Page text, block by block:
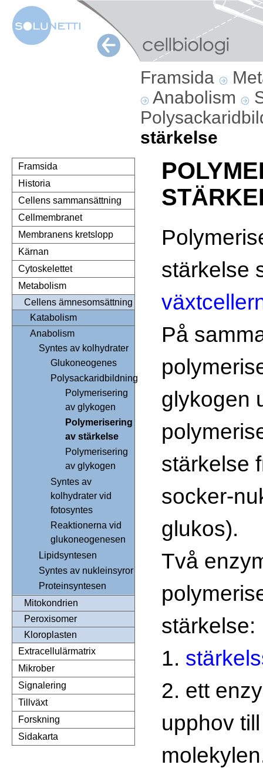
Framsida
Anabolism
stärkelse
Framsida
Historia
Cellens sammansättning
Cellmembranet
Membranens kretslopp
Kärnan
Cytoskelettet
Metabolism
Cellens ämnesomsättning
Katabolism
Anabolism
Syntes av kolhydrater
Glukoneogenes
Polysackaridbildning
Polymerisering
av glykogen
Polymerisering
av stärkelse
Polymerisering
av glykogen
Syntes av
kolhydrater vid
fotosyntes
Reaktionerna vid
glukoneogenesen
Lipidsyntesen
Syntes av nukleinsyror
Proteinsyntesen
Mitokondrien
Peroxisomer
Kloroplasten
Extracellulärmatrix
Mikrober
Signalering
Tillväxt
Forskning
Sidakarta
stärkelse
På
glykogen
stärkelse
socker-
glukos).
Två
stärkelse:
1.
2. ett
upphov